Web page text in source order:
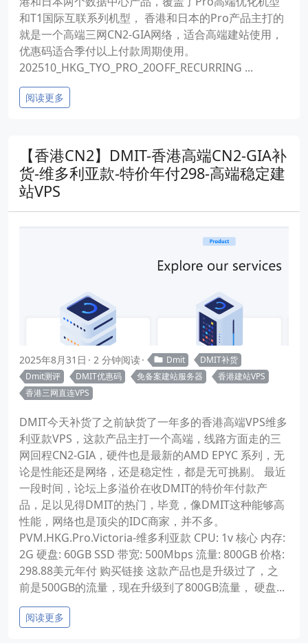
和T1国际互联系列机型， 香港和日本的Pro产品主打的
就是一个高端三网CN2-GIA网络，适合高端建站使用，
优惠码适合季付以上付款周期使用。
202510_HKG_TYO_PRO_20OFF_RECURRING ...
阅读更多
【香港CN2】DMIT-香港高端CN2-GIA补
货-维多利亚款-特价年付298-高端稳定建
站VPS
2025年8月31日 2 分钟阅读 Dmit
DMIT补货
Dmit测评
DMIT优惠码 免备案建站服务器
香港建站VPS
香港三网直连VPS
DMIT今天补货了之前缺货了一年多的香港高端VPS维多
利亚款VPS，这款产品主打一个高端，线路方面走的三
网回程CN2-GIA，硬件也是最新的AMD EPYC 系列，无
论是性能还是网络，还是稳定性，都是无可挑剔。 最近
一段时间，论坛上多溢价在收DMIT的特价年付款产
品，足以见得DMIT的热门，毕竟，像DMIT这种能够高
性能，网络也是顶尖的IDC商家，并不多。
PVM.HKG.Pro.Victoria-维多利亚款 CPU: 1v 核心 内存:
2G 硬盘: 60GB SSD 带宽: 500Mbps 流量: 800GB 价格:
298.88美元年付 购买链接 这款产品也是升级过了，之
前是500GB的流量，现在升级到了800GB流量， 硬盘...
阅读更多